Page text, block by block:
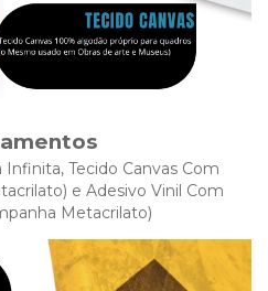
Tecido Canvas Com
e Adesivo Vinil Com
Metacrilato)